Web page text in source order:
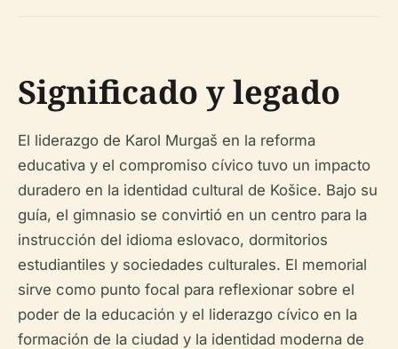
Significado y legado
El liderazgo de Karol Murgaš en la reforma
educativa y el compromiso cívico tuvo un impacto
duradero en la identidad cultural de Košice. Bajo su
guía, el gimnasio se convirtió en un centro para la
instrucción del idioma eslovaco, dormitorios
estudiantiles y sociedades culturales. El memorial
sirve como punto focal para reflexionar sobre el
poder de la educación y el liderazgo cívico en la
formación de la ciudad y la identidad moderna de